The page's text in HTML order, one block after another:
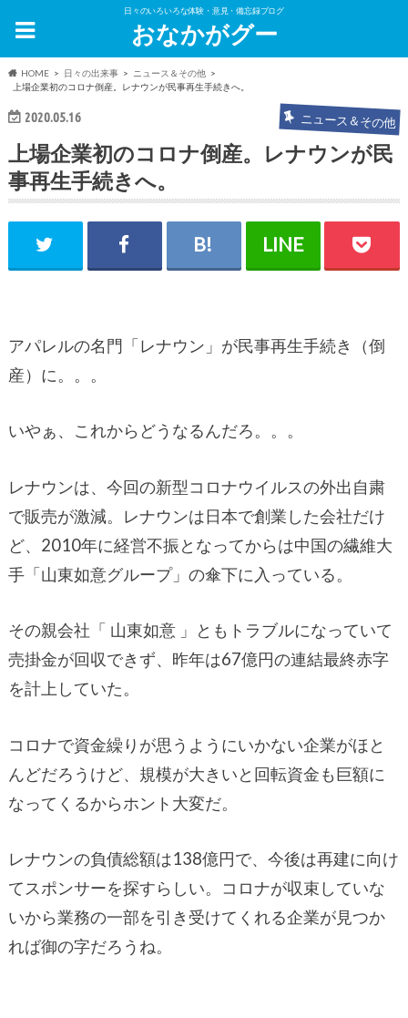
日々のいろいろな体験・意見・備忘録ブログ
おなかがグー
HOME 日々の出来事
ニュース＆その他
上場企業初のコロナ倒産。レナウンが民事再生手続きへ。
2020.05.16 ニュース＆その他
上場企業初のコロナ倒産。レナウンが民
事再生手続きへ。
アパレルの名門「レナウン」が民事再生手続き（倒
産）に。。。
いやぁ、これからどうなるんだろ。。。
レナウンは、今回の新型コロナウイルスの外出自粛
で販売が激減。レナウンは日本で創業した会社だけ
ど、2010年に経営不振となってからは中国の繊維大
手「山東如意グループ」の傘下に入っている。
その親会社「 山東如意 」ともトラブルになっていて
売掛金が回収できず、昨年は67億円の連結最終赤字
を計上していた。
コロナで資金繰りが思うようにいかない企業がほと
んどだろうけど、規模が大きいと回転資金も巨額に
なってくるからホント大変だ。
レナウンの負債総額は138億円で、今後は再建に向け
てスポンサーを探すらしい。コロナが収束していな
いから業務の一部を引き受けてくれる企業が見つか
れば御の字だろうね。